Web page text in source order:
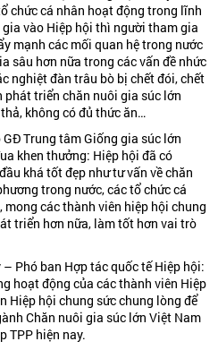
chức cá nhân hoạt động trong lĩnh
vào Hiệp hội thì người tham gia
mạnh các mối quan hệ trong nước
sâu hơn nữa trong các vấn đề nhức
nghiệt đàn trâu bò bị chết đói, chết
phát triển chăn nuôi gia súc lớn
không có đủ thức ăn…
GĐ Trung tâm Giống gia súc lớn
khen thưởng: Hiệp hội đã có
khá tốt đẹp như tư vấn về chăn
trong nước, các tổ chức cá
các thành viên hiệp hội chung
triển hơn nữa, làm tốt hơn vai trò
– Phó ban Hợp tác quốc tế Hiệp hội:
hoạt động của các thành viên Hiệp
Hiệp hội chung sức chung lòng để
Chăn nuôi gia súc lớn Việt Nam
TPP hiện nay.